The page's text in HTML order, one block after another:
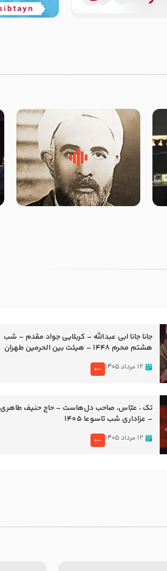
روضه‌ی مجلس یزید ملعون و
اسارت اهل‌بیت علیهم‌السلام –
جانا جانا ابی عبدالله – کربلایی جواد مقدم – شب
هشتم محرم 1448 – هیئت بین الحرمین طهران
۱۲ مرداد ۱۴۰۵
تک ، عبّاس، صاحب دل‌هاست – حاج حنیف طاهری
– عزاداری شب تاسوعا 1405
۱۲ مرداد ۱۴۰۵